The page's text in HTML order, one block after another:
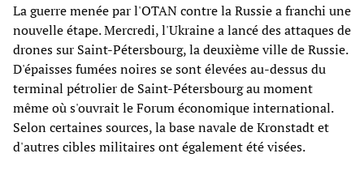
La guerre menée par l'OTAN contre la Russie a franchi une
nouvelle étape. Mercredi, l'Ukraine a lancé des attaques de
drones sur Saint-Pétersbourg, la deuxième ville de Russie.
D'épaisses fumées noires se sont élevées au-dessus du
terminal pétrolier de Saint-Pétersbourg au moment
même où s'ouvrait le Forum économique international.
Selon certaines sources, la base navale de Kronstadt et
d'autres cibles militaires ont également été visées.